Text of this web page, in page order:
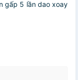
gấp 5 lần dao xoay